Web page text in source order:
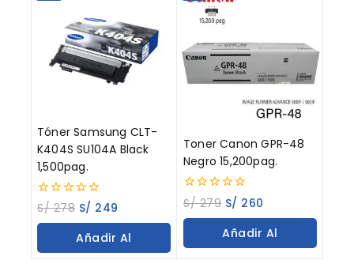
Tóner Samsung CLT-
K404S SU104A Black
1,500pag.
0
out
of
S/278 S/ 249
Añadir Al
Toner Canon GPR-48
Negro 15,200pag.
0
out
of
S/279 S/ 260
Añadir Al